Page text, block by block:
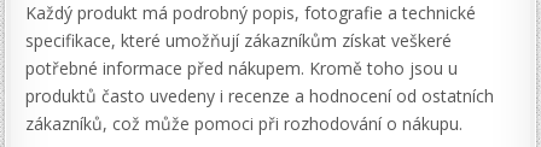
Každý produkt má podrobný popis, fotografie a technické
specifikace, které umožňují zákazníkům získat veškeré
potřebné informace před nákupem. Kromě toho jsou u
produktů často uvedeny i recenze a hodnocení od ostatních
zákazníků, což může pomoci při rozhodování o nákupu.